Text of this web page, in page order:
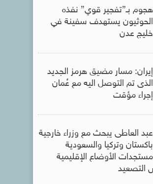
هجوم بـ”تفجير قوي” نفذه
الحوثيون يستهدف سفينة في
خليج عدن
إيران: مسار مضيق هرمز الجديد
الذى تم التوصل اليه مع عُمان
إجراء مؤقت
عبد العاطى يبحث مع وزراء خارجية
باكستان وتركيا والسعودية
مستجدات الأوضاع الإقليمية